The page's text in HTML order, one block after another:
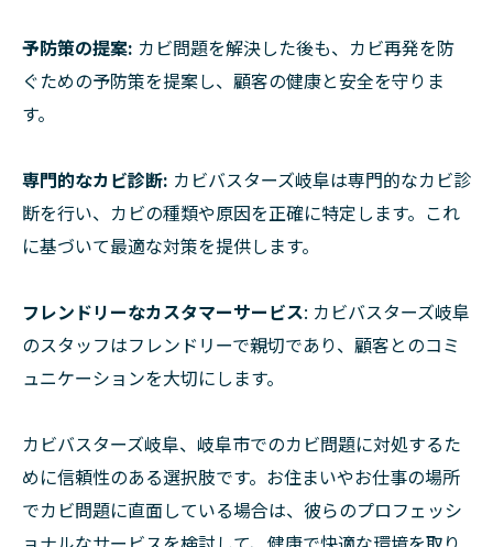
予防策の提案: カビ問題を解決した後も、カビ再発を防
ぐための予防策を提案し、顧客の健康と安全を守りま
す。
専門的なカビ診断: カビバスターズ岐阜は専門的なカビ診
断を行い、カビの種類や原因を正確に特定します。これ
に基づいて最適な対策を提供します。
フレンドリーなカスタマーサービス: カビバスターズ岐阜
のスタッフはフレンドリーで親切であり、顧客とのコミ
ュニケーションを大切にします。
カビバスターズ岐阜、岐阜市でのカビ問題に対処するた
めに信頼性のある選択肢です。お住まいやお仕事の場所
でカビ問題に直面している場合は、彼らのプロフェッシ